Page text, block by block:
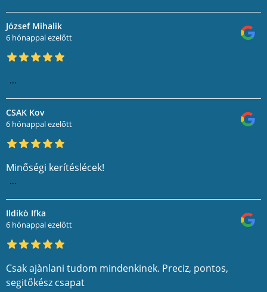
József Mihalik
6 hónappal ezelőtt
...
CSAK Kov
6 hónappal ezelőtt
Minőségi kerítéslécek!
...
Ildikò Ifka
6 hónappal ezelőtt
Csak ajànlani tudom mindenkinek. Preciz, pontos,
segitőkész csapat